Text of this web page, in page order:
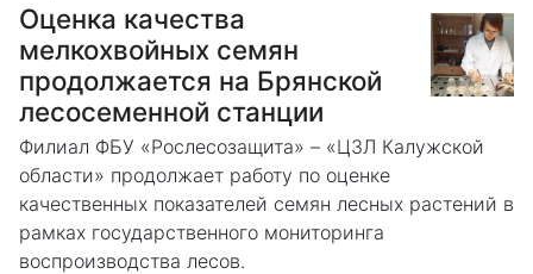
Оценка качества
мелкохвойных семян
продолжается на Брянской
лесосеменной станции
Филиал ФБУ «Рослесозащита» – «ЦЗЛ Калужской
области» продолжает работу по оценке
качественных показателей семян лесных растений в
рамках государственного мониторинга
воспроизводства лесов.